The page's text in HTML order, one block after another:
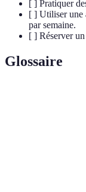
[ ] Pratiquer
[ ] Utiliser une
par semaine.
[ ] Réserver
Glossaire